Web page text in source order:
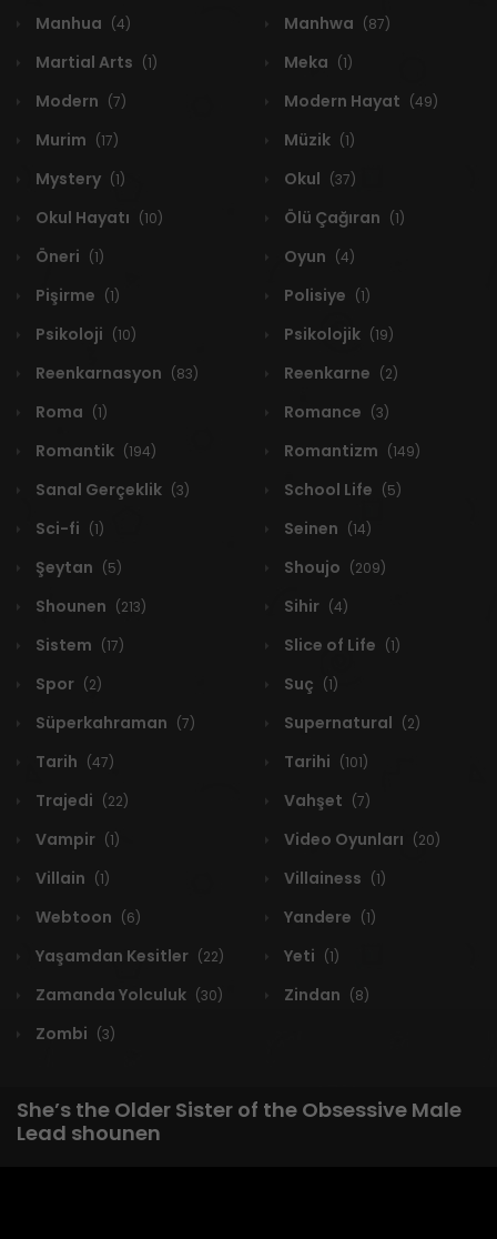
Manhua (4) Manhwa (87)
Martial Arts (1) Meka (1)
Modern (7) Modern Hayat (49)
Murim (17) Müzik (1)
Mystery (1) Okul (37)
Okul Hayatı (10) Ölü Çağıran (1)
Öneri (1) Oyun (4)
Pişirme (1) Polisiye (1)
Psikoloji (10) Psikolojik (19)
Reenkarnasyon (83) Reenkarne (2)
Roma (1) Romance (3)
Romantik (194) Romantizm (149)
Sanal Gerçeklik (3) School Life (5)
Sci-fi (1) Seinen (14)
Şeytan (5) Shoujo (209)
Shounen (213) Sihir (4)
Sistem (17) Slice of Life (1)
Spor (2) Suç (1)
Süperkahraman (7) Supernatural (2)
Tarih (47) Tarihi (101)
Trajedi (22) Vahşet (7)
Vampir (1) Video Oyunları (20)
Villain (1) Villainess (1)
Webtoon (6) Yandere (1)
Yaşamdan Kesitler (22) Yeti (1)
Zamanda Yolculuk (30) Zindan (8)
Zombi (3)
She’s the Older Sister of the Obsessive Male
Lead shounen